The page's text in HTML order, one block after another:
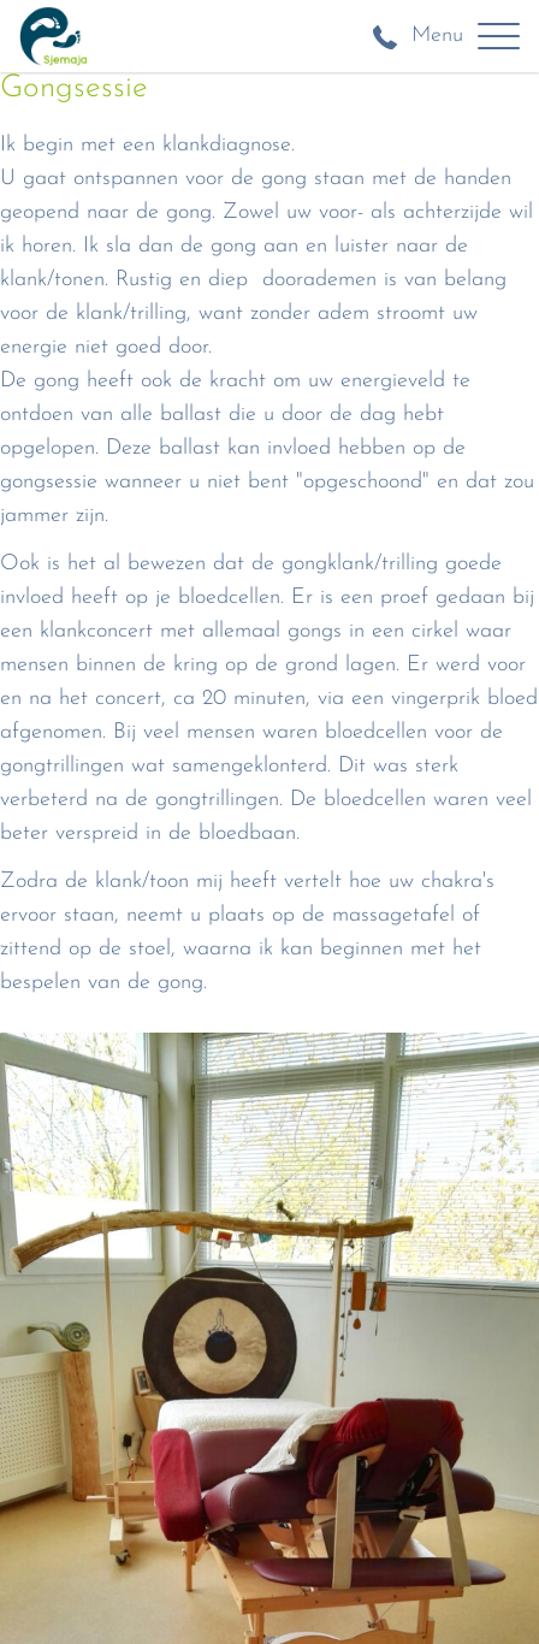
Menu
Gongsessie
Ik begin met een klankdiagnose.
U gaat ontspannen voor de gong staan met de handen
geopend naar de gong. Zowel uw voor- als achterzijde wil
ik horen. Ik sla dan de gong aan en luister naar de
klank/tonen. Rustig en diep doorademen is van belang
voor de klank/trilling, want zonder adem stroomt uw
energie niet goed door.
De gong heeft ook de kracht om uw energieveld te
ontdoen van alle ballast die u door de dag hebt
opgelopen. Deze ballast kan invloed hebben op de
gongsessie wanneer u niet bent "opgeschoond" en dat zou
jammer zijn.
Ook is het al bewezen dat de gongklank/trilling goede
invloed heeft op je bloedcellen. Er is een proef gedaan bij
een klankconcert met allemaal gongs in een cirkel waar
mensen binnen de kring op de grond lagen. Er werd voor
en na het concert, ca 20 minuten, via een vingerprik bloed
afgenomen. Bij veel mensen waren bloedcellen voor de
gongtrillingen wat samengeklonterd. Dit was sterk
verbeterd na de gongtrillingen. De bloedcellen waren veel
beter verspreid in de bloedbaan.
Zodra de klank/toon mij heeft vertelt hoe uw chakra's
ervoor staan, neemt u plaats op de massagetafel of
zittend op de stoel, waarna ik kan beginnen met het
bespelen van de gong.